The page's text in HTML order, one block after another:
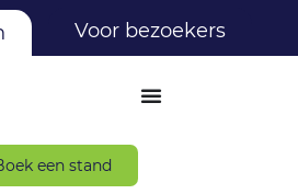
Voor bezoekers
een stand